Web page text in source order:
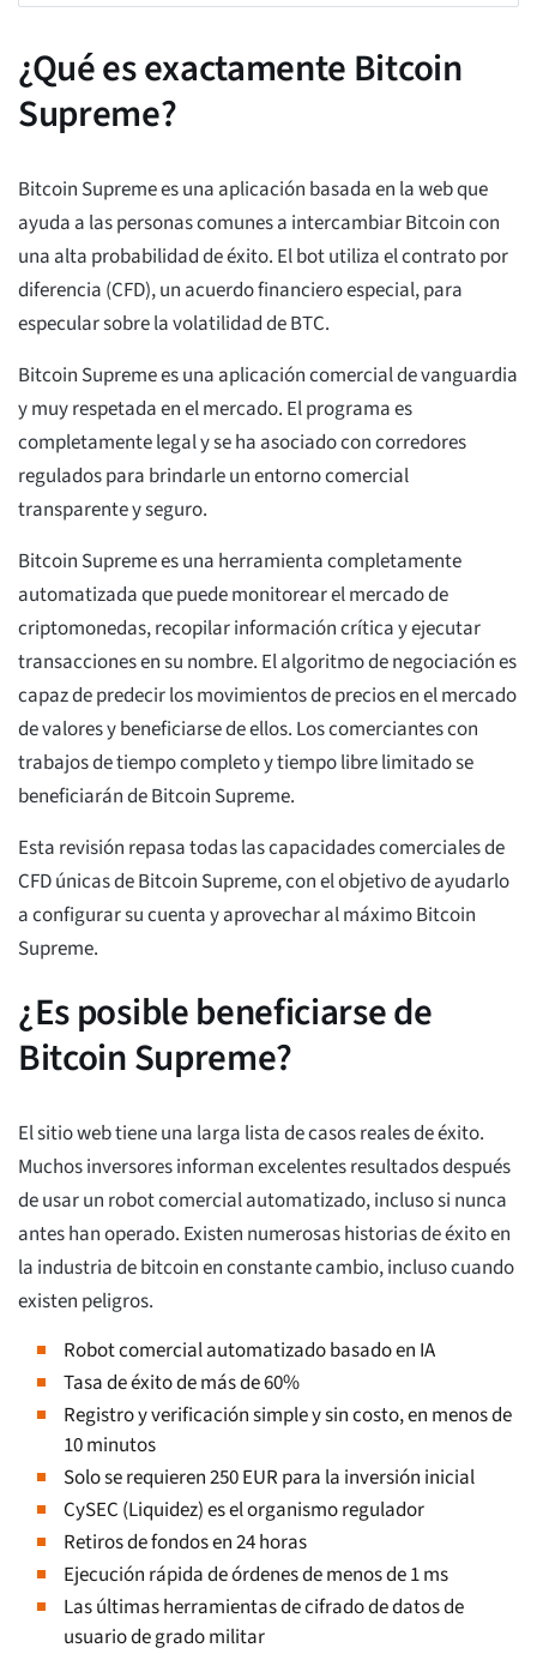
¿Qué es exactamente Bitcoin
Supreme?
Bitcoin Supreme es una aplicación basada en la web que
ayuda a las personas comunes a intercambiar Bitcoin con
una alta probabilidad de éxito. El bot utiliza el contrato por
diferencia (CFD), un acuerdo financiero especial, para
especular sobre la volatilidad de BTC.
Bitcoin Supreme es una aplicación comercial de vanguardia
y muy respetada en el mercado. El programa es
completamente legal y se ha asociado con corredores
regulados para brindarle un entorno comercial
transparente y seguro.
Bitcoin Supreme es una herramienta completamente
automatizada que puede monitorear el mercado de
criptomonedas, recopilar información crítica y ejecutar
transacciones en su nombre. El algoritmo de negociación es
capaz de predecir los movimientos de precios en el mercado
de valores y beneficiarse de ellos. Los comerciantes con
trabajos de tiempo completo y tiempo libre limitado se
beneficiarán de Bitcoin Supreme.
Esta revisión repasa todas las capacidades comerciales de
CFD únicas de Bitcoin Supreme, con el objetivo de ayudarlo
a configurar su cuenta y aprovechar al máximo Bitcoin
Supreme.
¿Es posible beneficiarse de
Bitcoin Supreme?
El sitio web tiene una larga lista de casos reales de éxito.
Muchos inversores informan excelentes resultados después
de usar un robot comercial automatizado, incluso si nunca
antes han operado. Existen numerosas historias de éxito en
la industria de bitcoin en constante cambio, incluso cuando
existen peligros.
Robot comercial automatizado basado en IA
Tasa de éxito de más de 60%
Registro y verificación simple y sin costo, en menos de
10 minutos
Solo se requieren 250 EUR para la inversión inicial
CySEC (Liquidez) es el organismo regulador
Retiros de fondos en 24 horas
Ejecución rápida de órdenes de menos de 1 ms
Las últimas herramientas de cifrado de datos de
usuario de grado militar